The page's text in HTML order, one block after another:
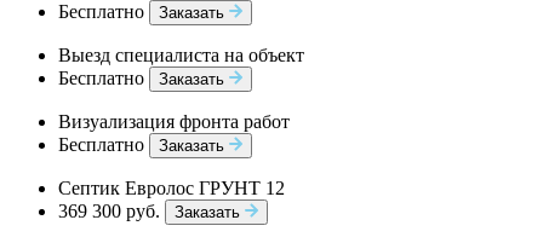
Бесплатно
Заказать
Выезд специалиста на объект
Бесплатно
Заказать
Визуализация фронта работ
Бесплатно
Заказать
Септик Евролос ГРУНТ 12
369 300 руб.
Заказать